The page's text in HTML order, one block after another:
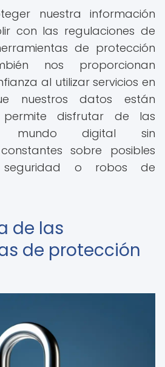
nuestra información
con las regulaciones de
de protección
nos proporcionan
al utilizar servicios en
nuestros datos están
disfrutar de las
mundo digital sin
sobre posibles
seguridad o robos de
de las
de protección